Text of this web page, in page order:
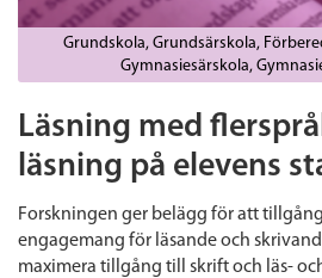
Grundskola Grundsärskola
Gymnasiesärskola
Läsning med
läsning på elevens
Forskningen ger belägg för att
engagemang för läsande och
maximera tillgång till skrift och läs-